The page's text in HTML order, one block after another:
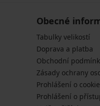
Obecné
Tabulky velikostí
Doprava a platba
Obchodní
Zásady ochrany
Prohlášení o
Prohlášení o